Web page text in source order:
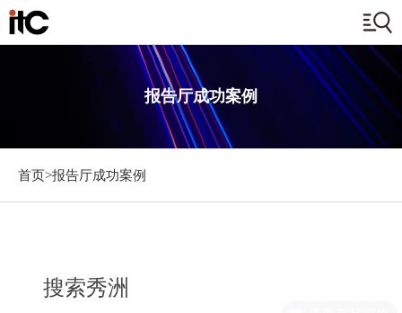
报告厅成功案例
首页>报告厅成功案例
搜索秀洲